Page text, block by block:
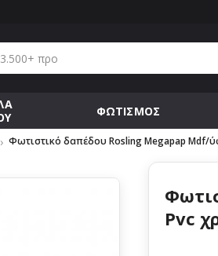
ΦΩΤΙΣΜΟΣ
Φωτιστικό δαπέδου Rosling Megapap Mdf/
Pvc